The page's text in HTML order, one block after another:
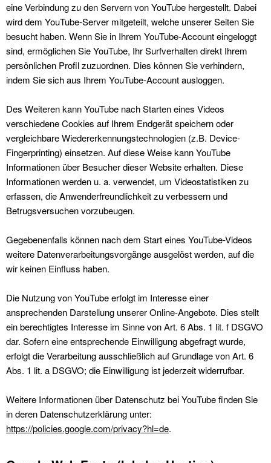
eine Verbindung zu den Servern von YouTube hergestellt. Dabei
wird dem YouTube-Server mitgeteilt, welche unserer Seiten Sie
besucht haben. Wenn Sie in Ihrem YouTube-Account eingeloggt
sind, ermöglichen Sie YouTube, Ihr Surfverhalten direkt Ihrem
persönlichen Profil zuzuordnen. Dies können Sie verhindern,
indem Sie sich aus Ihrem YouTube-Account ausloggen.
Des Weiteren kann YouTube nach Starten eines Videos
verschiedene Cookies auf Ihrem Endgerät speichern oder
vergleichbare Wiedererkennungstechnologien (z.B. Device-
Fingerprinting) einsetzen. Auf diese Weise kann YouTube
Informationen über Besucher dieser Website erhalten. Diese
Informationen werden u. a. verwendet, um Videostatistiken zu
erfassen, die Anwenderfreundlichkeit zu verbessern und
Betrugsversuchen vorzubeugen.
Gegebenenfalls können nach dem Start eines YouTube-Videos
weitere Datenverarbeitungsvorgänge ausgelöst werden, auf die
wir keinen Einfluss haben.
Die Nutzung von YouTube erfolgt im Interesse einer
ansprechenden Darstellung unserer Online-Angebote. Dies stellt
ein berechtigtes Interesse im Sinne von Art. 6 Abs. 1 lit. f DSGVO
dar. Sofern eine entsprechende Einwilligung abgefragt wurde,
erfolgt die Verarbeitung ausschließlich auf Grundlage von Art. 6
Abs. 1 lit. a DSGVO; die Einwilligung ist jederzeit widerrufbar.
Weitere Informationen über Datenschutz bei YouTube finden Sie
in deren Datenschutzerklärung unter:
https://policies.google.com/privacy?hl=de.